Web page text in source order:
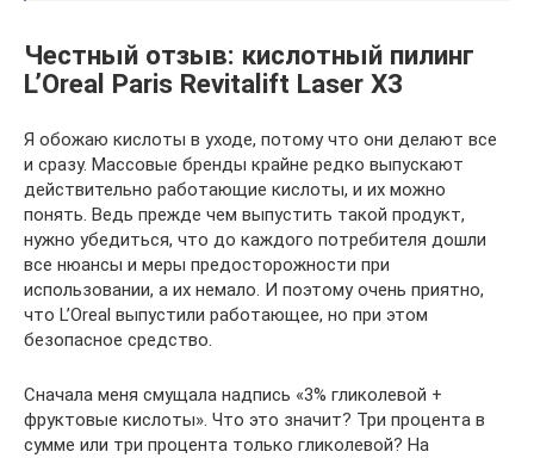
Честный отзыв: кислотный пилинг
L’Oreal Paris Revitalift Laser X3
Я обожаю кислоты в уходе, потому что они делают все
и сразу. Массовые бренды крайне редко выпускают
действительно работающие кислоты, и их можно
понять. Ведь прежде чем выпустить такой продукт,
нужно убедиться, что до каждого потребителя дошли
все нюансы и меры предосторожности при
использовании, а их немало. И поэтому очень приятно,
что L’Oreal выпустили работающее, но при этом
безопасное средство.
Сначала меня смущала надпись «3% гликолевой +
фруктовые кислоты». Что это значит? Три процента в
сумме или три процента только гликолевой? На